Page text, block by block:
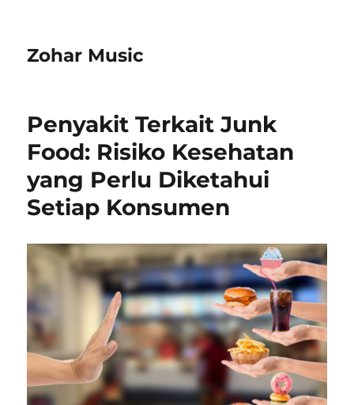
Zohar Music
Penyakit Terkait Junk
Food: Risiko Kesehatan
yang Perlu Diketahui
Setiap Konsumen